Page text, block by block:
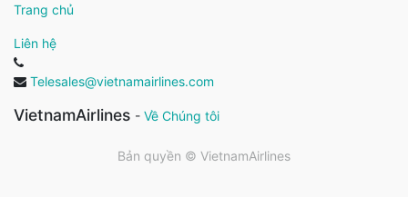
Trang chủ
Liên hệ
Telesales@vietnamairlines.com
VietnamAirlines - Về Chúng tôi
Bản quyền © VietnamAirlines